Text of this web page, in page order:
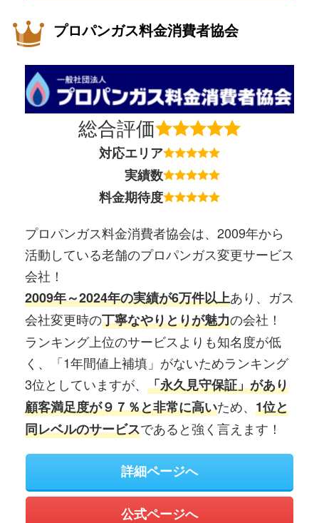
プロパンガス料金消費者協会
総合評価
対応エリア
実績数
料金期待度
プロパンガス料金消費者協会は、2009年から
活動している老舗のプロパンガス変更サービス
会社！
2009年～2024年の実績が6万件以上あり、ガス
会社変更時の丁寧なやりとりが魅力の会社！
ランキング上位のサービスよりも知名度が低
く、「1年間値上補填」がないためランキング
3位としていますが、 「永久見守保証」があり
顧客満足度が９７％と非常に高いため、 1位と
同レベルのサービスであると強く言えます！
詳細ページへ
公式ページへ